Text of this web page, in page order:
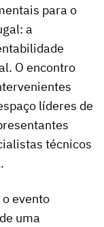
para o
a
O encontro
líderes de
técnicos
evento
uma